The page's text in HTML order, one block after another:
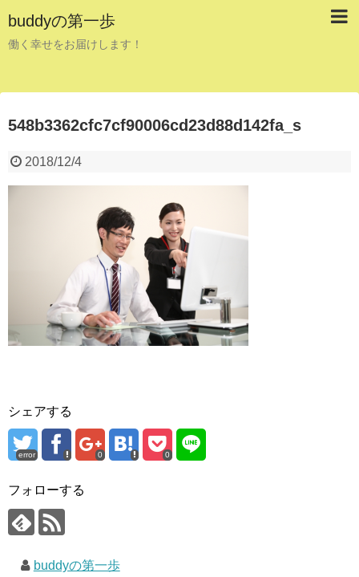
buddyの第一歩
働く幸せをお届けします！
548b3362cfc7cf90006cd23d88d142fa_s
2018/12/4
シェアする
error 0 0
フォローする
buddyの第一歩